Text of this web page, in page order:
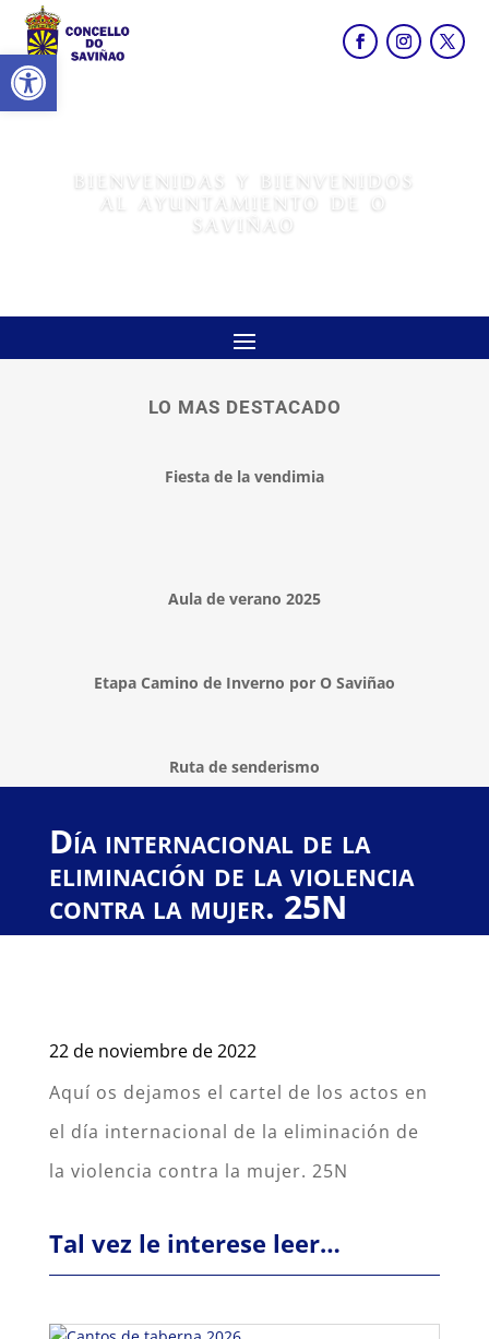
Abrir barra de herramientas
BIENVENIDAS Y BIENVENIDOS
AL AYUNTAMIENTO DE O
SAVIÑAO
LO MAS DESTACADO
Fiesta de la vendimia
Aula de verano 2025
Etapa Camino de Inverno por O Saviñao
Ruta de senderismo
Día internacional de la
eliminación de la violencia
contra la mujer. 25N
22 de noviembre de 2022
Aquí os dejamos el cartel de los actos en
el día internacional de la eliminación de
la violencia contra la mujer. 25N
Tal vez le interese leer…